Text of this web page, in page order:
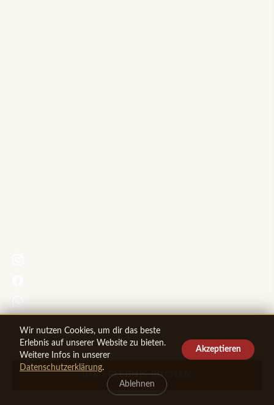
IHR ERLEBNIS BUCHEN
Wir nutzen Cookies, um dir das beste
Erlebnis auf unserer Website zu bieten.
Weitere Infos in unserer
Datenschutzerklärung.
Akzeptieren
Ablehnen